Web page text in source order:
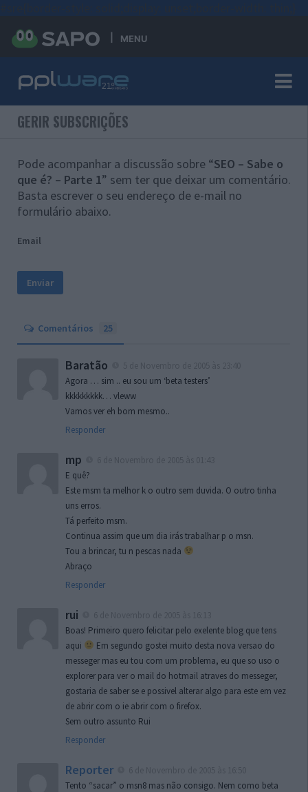
MENU
GERIR SUBSCRIÇÕES
Pode acompanhar a discussão sobre “SEO – Sabe o
que é? – Parte 1” sem ter que deixar um comentário.
Basta escrever o seu endereço de e-mail no
formulário abaixo.
Email
Comentários 25
Baratão
Agora … sim .. eu sou um ‘beta testers’
kkkkkkkkk… vleww
Vamos ver eh bom mesmo..
Responder
mp
E quê?
Este msm ta melhor k o outro sem duvida. O outro tinha
uns erros.
Tá perfeito msm.
Continua assim que um dia irás trabalhar p o msn.
Tou a brincar, tu n pescas nada
Abraço
Responder
rui
Boas! Primeiro quero felicitar pelo exelente blog que tens
aqui
Em segundo gostei muito desta nova versao do
messeger mas eu tou com um problema, eu que so uso o
explorer para ver o mail do hotmail atraves do messeger,
gostaria de saber se e possivel alterar algo para este em vez
de abrir com o ie abrir com o firefox.
Sem outro assunto Rui
Responder
Reporter
Tento “sacar” o msn8 mas não consigo. Nem como beta